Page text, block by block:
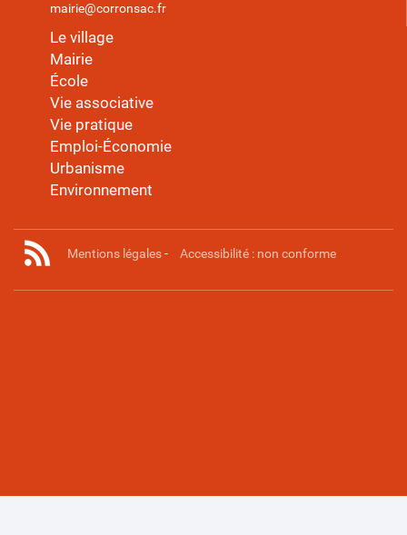
mairie@corronsac.fr
Le village
Mairie
École
Vie associative
Vie pratique
Emploi-Économie
Urbanisme
Environnement
Mentions légales- Accessibilité : non conforme